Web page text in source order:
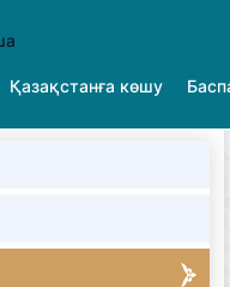
Қазақстанға көшу